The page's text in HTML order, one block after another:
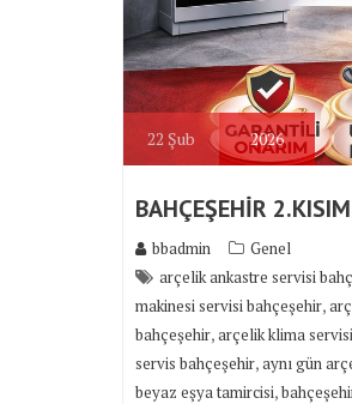
22 Şub 2026
BAHÇEŞEHİR
bbadmin
Genel
arçelik ankastre servisi
makinesi servisi bahçeşehir,
bahçeşehir,arçelik klima
servis bahçeşehir,aynı gün
beyaz eşya tamircisi,